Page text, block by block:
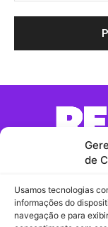
de
Usamos tecnologias
informações do
navegação e para
Contato: